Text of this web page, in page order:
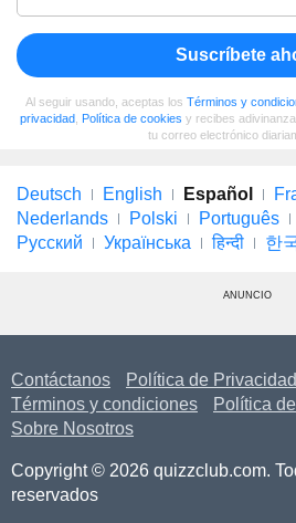
Suscríbete
Al seguir usando, aceptas los Términos y
privacidad, Política de cookies y recibes
tu correo electrónico
Deutsch English Español
Nederlands
Polski Português
Русский
Українська हिन्दी 한
ANUNCIO
Contáctanos
Política de Privacidad
Términos y condiciones
Política
Sobre Nosotros
Copyright © 2026 quizzclub.com.
reservados